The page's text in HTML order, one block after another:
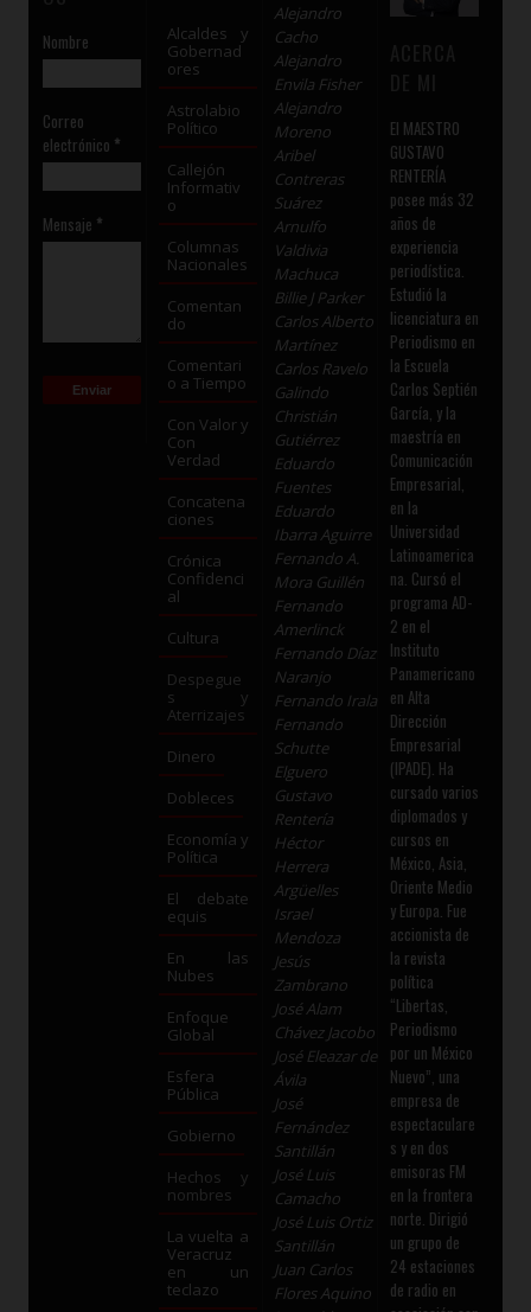
Nombre
Correo
electrónico *
Mensaje *
Alcaldes y
Gobernad
ores
Astrolabio
Político
Callejón
Informativ
o
Columnas
Nacionales
Comentan
do
Comentari
o a Tiempo
Con Valor y
Con
Verdad
Concatena
ciones
Crónica
Confidenci
al
Cultura
Despegue
s y
Aterrizajes
Dinero
Dobleces
Economía y
Política
El debate
equis
En las
Nubes
Enfoque
Global
Esfera
Pública
Gobierno
Hechos y
nombres
La vuelta a
Veracruz
en un
teclazo
Alejandro
Cacho
Alejandro
Envila Fisher
Alejandro
Moreno
Aribel
Contreras
Suárez
Arnulfo
Valdivia
Machuca
Billie J Parker
Carlos Alberto
Martínez
Carlos Ravelo
Galindo
Christián
Gutiérrez
Eduardo
Fuentes
Eduardo
Ibarra Aguirre
Fernando A.
Mora Guillén
Fernando
Amerlinck
Fernando Díaz
Naranjo
Fernando Irala
Fernando
Schutte
Elguero
Gustavo
Rentería
Héctor
Herrera
Argüelles
Israel
Mendoza
Jesús
Zambrano
José Alam
Chávez Jacobo
José Eleazar de
Ávila
José
Fernández
Santillán
José Luis
Camacho
José Luis Ortiz
Santillán
Juan Carlos
Flores Aquino
El MAESTRO
GUSTAVO
RENTERÍA
posee más 32
años de
experiencia
periodística.
Estudió la
licenciatura en
Periodismo en
la Escuela
Carlos Septién
García, y la
maestría en
Comunicación
Empresarial,
en la
Universidad
Latinoamerica
na. Cursó el
programa AD-
2 en el
Instituto
Panamericano
en Alta
Dirección
Empresarial
(IPADE). Ha
cursado varios
diplomados y
cursos en
México, Asia,
Oriente Medio
y Europa. Fue
accionista de
la revista
política
“Libertas,
Periodismo
por un México
Nuevo”, una
empresa de
espectaculare
s y en dos
emisoras FM
en la frontera
norte. Dirigió
un grupo de
24 estaciones
de radio en